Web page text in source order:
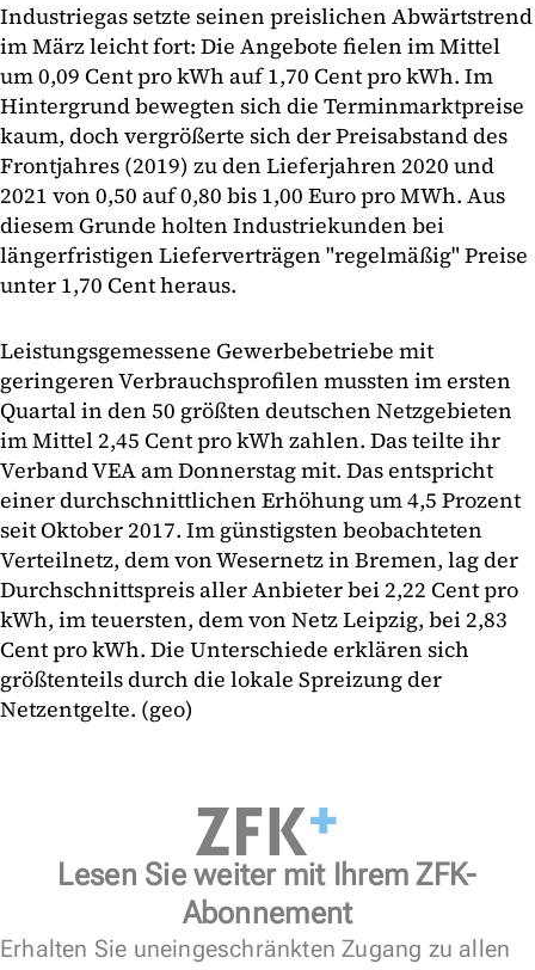
Industriegas setzte seinen preislichen Abwärtstrend
im März leicht fort: Die Angebote fielen im Mittel
um 0,09 Cent pro kWh auf 1,70 Cent pro kWh. Im
Hintergrund bewegten sich die Terminmarktpreise
kaum, doch vergrößerte sich der Preisabstand des
Frontjahres (2019) zu den Lieferjahren 2020 und
2021 von 0,50 auf 0,80 bis 1,00 Euro pro MWh. Aus
diesem Grunde holten Industriekunden bei
längerfristigen Lieferverträgen "regelmäßig" Preise
unter 1,70 Cent heraus.
Leistungsgemessene Gewerbebetriebe mit
geringeren Verbrauchsprofilen mussten im ersten
Quartal in den 50 größten deutschen Netzgebieten
im Mittel 2,45 Cent pro kWh zahlen. Das teilte ihr
Verband VEA am Donnerstag mit. Das entspricht
einer durchschnittlichen Erhöhung um 4,5 Prozent
seit Oktober 2017. Im günstigsten beobachteten
Verteilnetz, dem von Wesernetz in Bremen, lag der
Durchschnittspreis aller Anbieter bei 2,22 Cent pro
kWh, im teuersten, dem von Netz Leipzig, bei 2,83
Cent pro kWh. Die Unterschiede erklären sich
größtenteils durch die lokale Spreizung der
Netzentgelte. (geo)
Lesen Sie weiter mit Ihrem ZFK-
Abonnement
Erhalten Sie uneingeschränkten Zugang zu allen